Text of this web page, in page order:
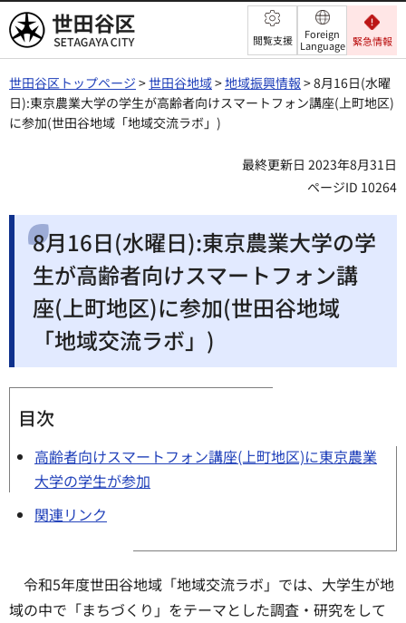
世田谷区 閲覧支援
Foreign
Language 緊急情報
世田谷区トップページ >世田谷地域>地域振興情報 > 8月16日(水曜
日):東京農業大学の学生が高齢者向けスマートフォン講座(上町地区)
に参加(世田谷地域「地域交流ラボ」)
最終更新日 2023年8月31日
ページID 10264
8月16日(水曜日):東京農業大学の学
生が高齢者向けスマートフォン講
座(上町地区)に参加(世田谷地域
「地域交流ラボ」)
目次
高齢者向けスマートフォン講座(上町地区)に東京農業
大学の学生が参加
関連リンク
令和5年度世田谷地域「地域交流ラボ」では、大学生が地
域の中で「まちづくり」をテーマとした調査・研究をして